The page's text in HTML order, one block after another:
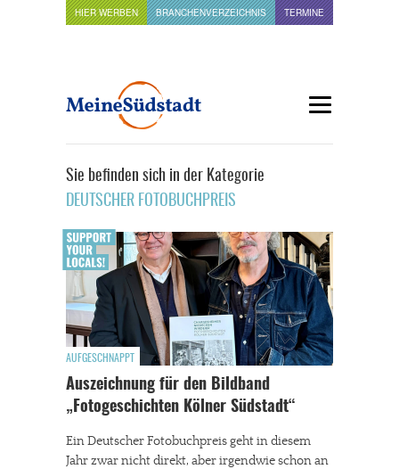
HIER WERBEN BRANCHENVERZEICHNIS TERMINE
Sie befinden sich in der Kategorie
DEUTSCHER FOTOBUCHPREIS
AUFGESCHNAPPT
Auszeichnung für den Bildband
„Fotogeschichten Kölner Südstadt“
Ein Deutscher Fotobuchpreis geht in diesem
Jahr zwar nicht direkt, aber irgendwie schon an